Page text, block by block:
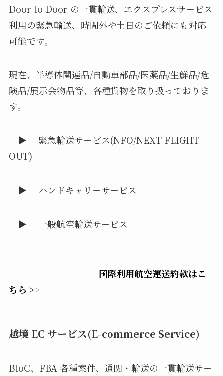
Door to Door の一貫輸送、エクスプレスサービス
利用の緊急輸送、時間外や土日のご依頼にも対応
可能です。
現在、半導体関連品/自動車部品/医薬品/生鮮品/危
険品/展示会物品等、各種貨物を取り扱っておりま
す。
▶ 緊急輸送サービス(NFO/NEXT FLIGHT
OUT)
▶ ハンドキャリーサービス
▶ 一般航空輸送サービス
国際利用航空運送約款はこ
ちら >>
越境 EC サービス(E-commerce Service)
BtoC、FBA 各種案件、通関・輸送の一貫輸送サー